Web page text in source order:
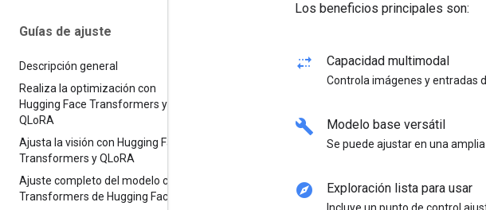
Guías de ajuste
Descripción general
Realiza la optimización con
Hugging Face Transformers y
QLoRA
Ajusta la visión con Hugging Face
Transformers y QLoRA
Ajuste completo del modelo con
Transformers de Hugging Face
Los beneficios principales son:
multiple_stop Capacidad multimodal
Controla imágenes y entradas
build Modelo base versátil
Se puede ajustar en una
explore Exploración lista para usar